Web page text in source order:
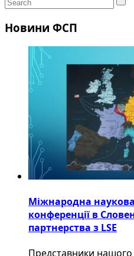
Новини ФСП
Міжнародна
конференції в
партнерства з LSE
​Представники